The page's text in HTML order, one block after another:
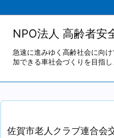
NPO法人 高齢者安
急速に進みゆく高齢社会に向
加できる車社会づくりを目指し
佐賀市老人クラブ連合会